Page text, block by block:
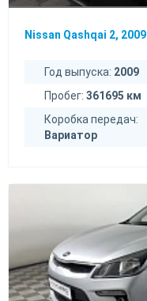
Nissan Qashqai 2, 2009
Год выпуска: 2009
Пробег: 361695 км
Коробка передач:
Вариатор